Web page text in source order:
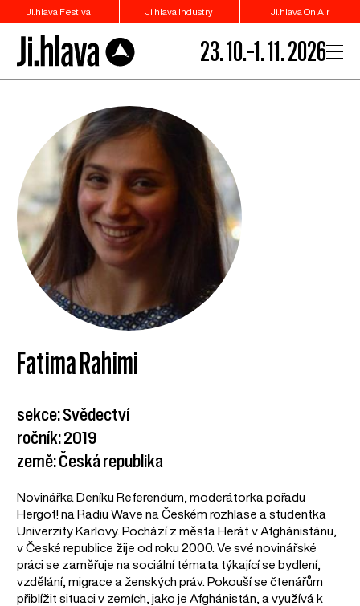
Ji.hlava Festival Ji.hlava Industry Ji.hlava On Air
23. 10.–1. 11. 2026
Fatima Rahimi
sekce: Svědectví
ročník: 2019
země: Česká republika
Novinářka Deníku Referendum, moderátorka pořadu
Hergot! na Radiu Wave na Českém rozhlase a studentka
Univerzity Karlovy. Pochází z města Herát v Afghánistánu,
v České republice žije od roku 2000. Ve své novinářské
práci se zaměřuje na sociální témata týkající se bydlení,
vzdělání, migrace a ženských práv. Pokouší se čtenářům
přiblížit situaci v zemích, jako je Afghánistán, a využívá k